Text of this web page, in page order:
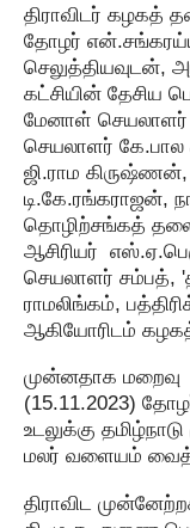
திராவிடர் கழகத்
தோழர்
செலுத்தியவுடன்,
கட்சியின் தேசிய
மேனாள் செயலாளர்
செயலாளர்
ஜி.ராம
டி.கே.ரங்கராஜன்,
தொழிற்சங்கத்
ஆசிரியர்
செயலாளர் சம்பத்,
ராமலிங்கம்,
ஆகியோரிடம்
முன்னதாக மறைவு
(15.11.2023)
உடலுக்கு
மலர் வளையம்
திராவிட